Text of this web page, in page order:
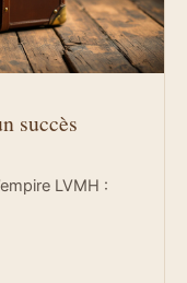
succès
LVMH :